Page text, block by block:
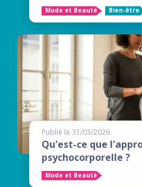
Mode et Beauté Bien-être
Publié le 31/03/2026
Qu'est-ce que
psychocorporelle ?
Mode et Beauté